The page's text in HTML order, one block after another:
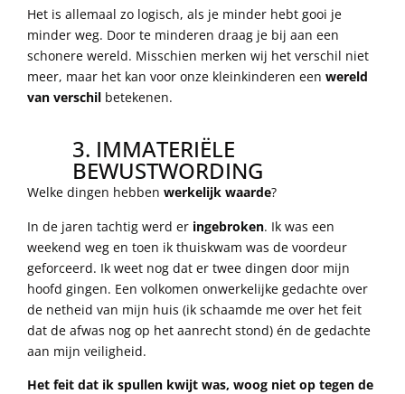
Het is allemaal zo logisch, als je minder hebt gooi je
minder weg. Door te minderen draag je bij aan een
schonere wereld. Misschien merken wij het verschil niet
meer, maar het kan voor onze kleinkinderen een wereld
van verschil betekenen.
3. IMMATERIËLE
BEWUSTWORDING
Welke dingen hebben werkelijk waarde?
In de jaren tachtig werd er ingebroken. Ik was een
weekend weg en toen ik thuiskwam was de voordeur
geforceerd. Ik weet nog dat er twee dingen door mijn
hoofd gingen. Een volkomen onwerkelijke gedachte over
de netheid van mijn huis (ik schaamde me over het feit
dat de afwas nog op het aanrecht stond) én de gedachte
aan mijn veiligheid.
Het feit dat ik spullen kwijt was, woog niet op tegen de